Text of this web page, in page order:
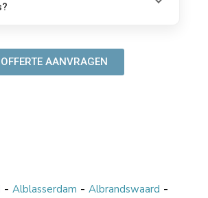
OFFERTE AANVRAGEN
-Alblasserdam -Albrandswaard -